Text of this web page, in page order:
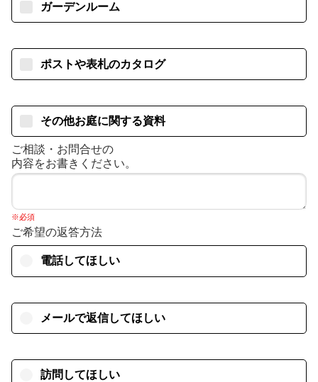
ガーデンルーム
ポストや表札のカタログ
その他お庭に関する資料
ご相談・お問合せの
内容をお書きください。
※必須
ご希望の返答方法
電話してほしい
メールで返信してほしい
訪問してほしい